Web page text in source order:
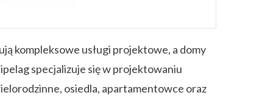
kompleksowe usługi projektowe, a domy
specjalizuje się w projektowaniu
osiedla, apartamentowce oraz